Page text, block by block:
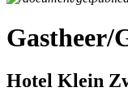
Gastheer/
Hotel Klein